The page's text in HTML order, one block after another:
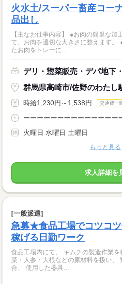
火水土/スーパー畜産コー
品出し
【主なお仕事内容】 ●お肉の簡単な
て、お肉を適切な大きさに整えます
たお肉をトレーに...
デリ・惣菜販売・デパ地下
群馬県高崎市/佐野のわたし
時給1,230円～1,538円 交通費一
ーーーーーーーーーーーーーー
火曜日 水曜日 土曜日
もっと見る
求人詳細を
[一般派遣]
急募★食品工場でコツコ
稼げる日勤ワーク
食品工場内にて、 キムチの製造作業を行うお
菜・人参・大根などの原材料を扱い、
合、 使用した器具...